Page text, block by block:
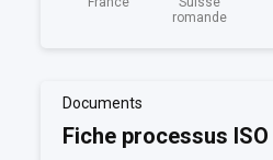
romande
Documents
Fiche processus ISO